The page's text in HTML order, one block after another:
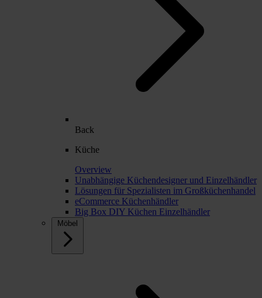
Back
Küche
Overview
Unabhängige Küchendesigner und Einzelhändler
Lösungen für Spezialisten im Großküchenhandel
eCommerce Küchenhändler
Big Box DIY Küchen Einzelhändler
Möbel